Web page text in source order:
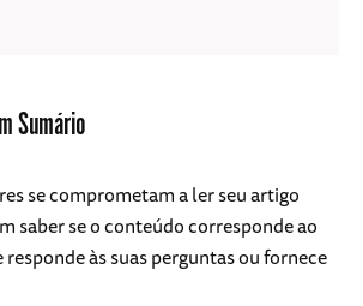
Sumário
se comprometam a ler seu artigo
saber se o conteúdo corresponde ao
às suas perguntas ou fornece